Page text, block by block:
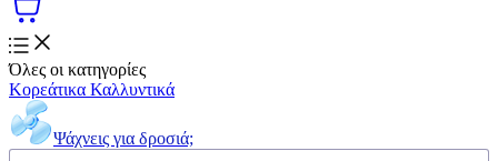
Όλες οι κατηγορίες
Κορεάτικα Καλλυντικά
Ψάχνεις για δροσιά;